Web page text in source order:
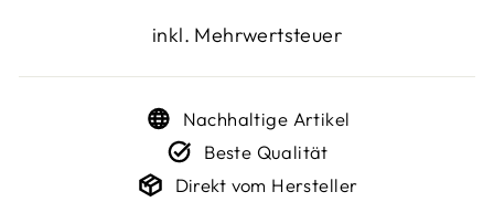
inkl. Mehrwertsteuer
Nachhaltige Artikel
Beste Qualität
Direkt vom Hersteller